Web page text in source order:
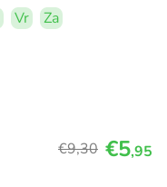
Vr
Za
€9,30 €5,95